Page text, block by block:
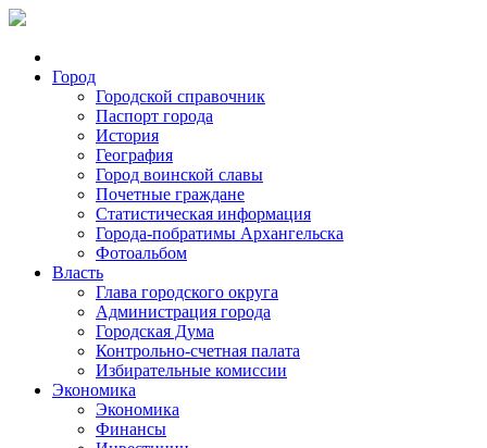
Город
Городской справочник
Паспорт города
История
География
Город воинской славы
Почетные граждане
Статистическая информация
Города-побратимы Архангельска
Фотоальбом
Власть
Глава городского округа
Администрация города
Городская Дума
Контрольно-счетная палата
Избирательные комиссии
Экономика
Экономика
Финансы